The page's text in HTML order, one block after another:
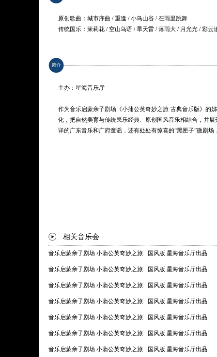
原创歌曲：城市序曲 / 重逢 / 小鸟山谷 / 在雨里跳舞
传统国乐：茉莉花 / 空山鸟语 / 旱天雷 / 落雨大 / 月光光 / 彩云
在古典音乐版《小蒲公英奇妙之旅》中，小蒲公英“小英”与朋
自旅行，她飞到了大城市，游历了岭南风情的繁华都市，还
主办：星海音乐厅
作为音乐启蒙亲子剧场《小蒲公英奇妙之旅·古典音乐版》的
化，把自然美育与传统民乐经典、原创国风音乐相结合，并
详的广东音乐和广府童谣，还有处处有惊喜的“黑匣子”微剧
相关音乐会
音乐启蒙亲子剧场 小蒲公英奇妙之旅 · 国风版 星海音乐厅出品
音乐启蒙亲子剧场 小蒲公英奇妙之旅 · 国风版 星海音乐厅出品
音乐启蒙亲子剧场 小蒲公英奇妙之旅 · 国风版 星海音乐厅出品
音乐启蒙亲子剧场 小蒲公英奇妙之旅 · 国风版 星海音乐厅出品
音乐启蒙亲子剧场 小蒲公英奇妙之旅 · 国风版 星海音乐厅出品
音乐启蒙亲子剧场 小蒲公英奇妙之旅 · 国风版 星海音乐厅出品
音乐启蒙亲子剧场 小蒲公英奇妙之旅 · 国风版 星海音乐厅出品